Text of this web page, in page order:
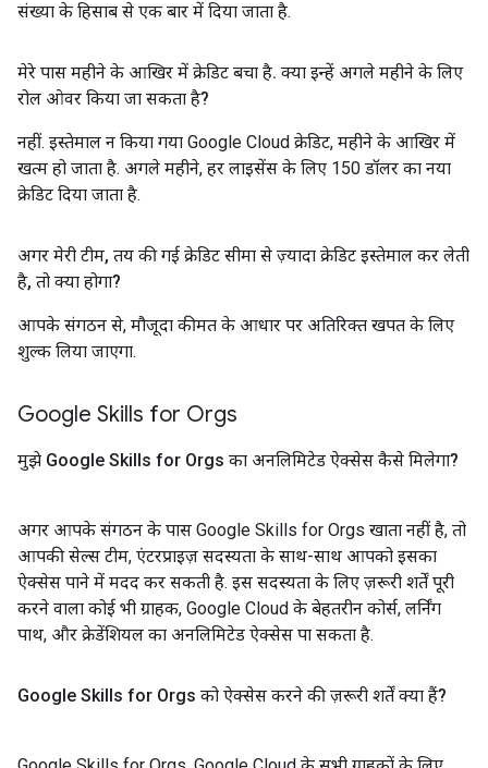
संख्या के हिसाब से एक बार में दिया जाता है.
मेरे पास महीने के आखिर में क्रेडिट बचा है. क्या इन्हें अगले महीने के लिए
रोल ओवर किया जा सकता है?
नहीं. इस्तेमाल न किया गया Google Cloud क्रेडिट, महीने के आखिर में
खत्म हो जाता है. अगले महीने, हर लाइसेंस के लिए 150 डॉलर का नया
क्रेडिट दिया जाता है.
अगर मेरी टीम, तय की गई क्रेडिट सीमा से ज़्यादा क्रेडिट इस्तेमाल कर लेती
है, तो क्या होगा?
आपके संगठन से, मौजूदा कीमत के आधार पर अतिरिक्त खपत के लिए
शुल्क लिया जाएगा.
Google Skills for Orgs
मुझे Google Skills for Orgs का अनलिमिटेड ऐक्सेस कैसे मिलेगा?
अगर आपके संगठन के पास Google Skills for Orgs खाता नहीं है, तो
आपकी सेल्स टीम, एंटरप्राइज़ सदस्यता के साथ-साथ आपको इसका
ऐक्सेस पाने में मदद कर सकती है. इस सदस्यता के लिए ज़रूरी शर्तें पूरी
करने वाला कोई भी ग्राहक, Google Cloud के बेहतरीन कोर्स, लर्निंग
पाथ, और क्रेडेंशियल का अनलिमिटेड ऐक्सेस पा सकता है.
Google Skills for Orgs को ऐक्सेस करने की ज़रूरी शर्तें क्या हैं?